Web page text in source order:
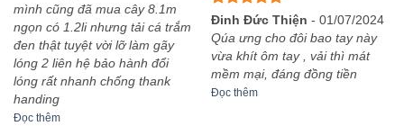
mình cũng đã mua cây 8.1m
ngọn có 1.2li nhưng tải cá trắm
đen thật tuyệt vời lỡ làm gãy
lóng 2 liên hệ bảo hành đổi
lóng rất nhanh chống thank
handing
Đọc thêm
Được xếp
hạng
sao
Đinh Đức Thiện - 01/07/2024
Qúa ưng cho đôi bao tay này
vừa khít ôm tay , vải thì mát
mềm mại, đáng đồng tiền
Đọc thêm